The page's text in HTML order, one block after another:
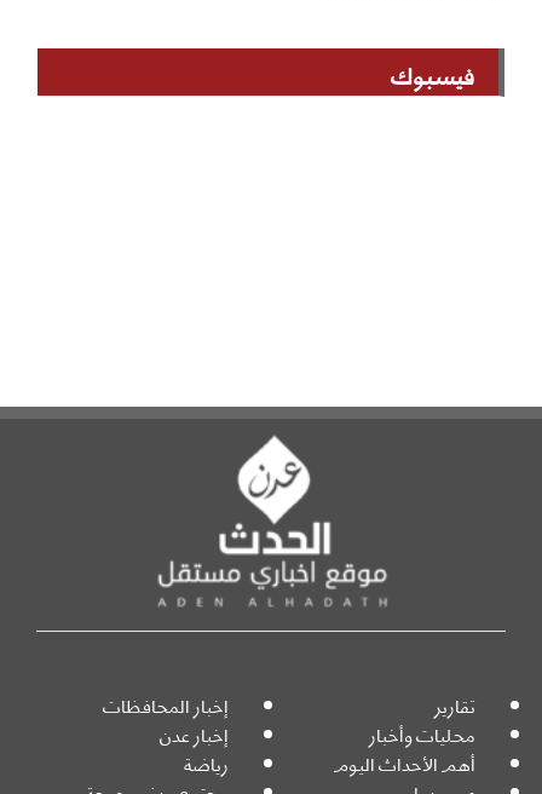
فيسبوك
تقارير إخبار المحافظات
محليات وأخبار إخبار عدن
أهم الأحداث اليوم رياضة